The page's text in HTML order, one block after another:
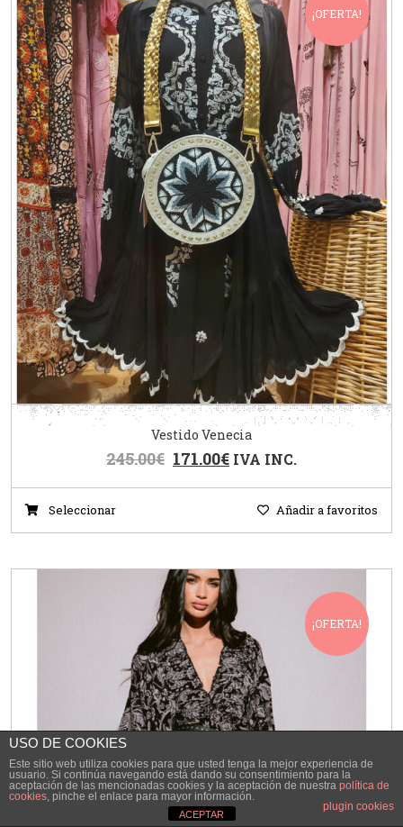
¡OFERTA!
Vestido Venecia
245.00€ 171.00€ IVA INC.
Seleccionar Añadir a favoritos
¡OFERTA!
USO DE COOKIES
Este sitio web utiliza cookies para que usted tenga la mejor experiencia de
usuario. Si continúa navegando está dando su consentimiento para la
aceptación de las mencionadas cookies y la aceptación de nuestra política de
cookies, pinche el enlace para mayor información.
plugin cookies
ACEPTAR